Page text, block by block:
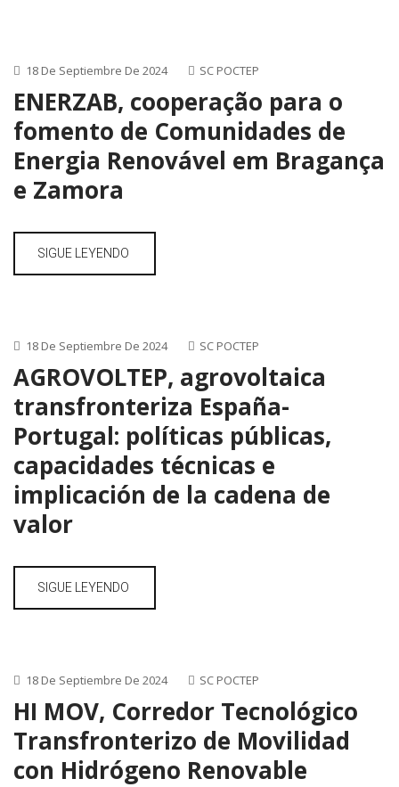
18 De Septiembre De 2024 SC POCTEP
ENERZAB, cooperação para o
fomento de Comunidades de
Energia Renovável em Bragança
e Zamora
SIGUE LEYENDO
18 De Septiembre De 2024 SC POCTEP
AGROVOLTEP, agrovoltaica
transfronteriza España-
Portugal: políticas públicas,
capacidades técnicas e
implicación de la cadena de
valor
SIGUE LEYENDO
18 De Septiembre De 2024 SC POCTEP
HI MOV, Corredor Tecnológico
Transfronterizo de Movilidad
con Hidrógeno Renovable